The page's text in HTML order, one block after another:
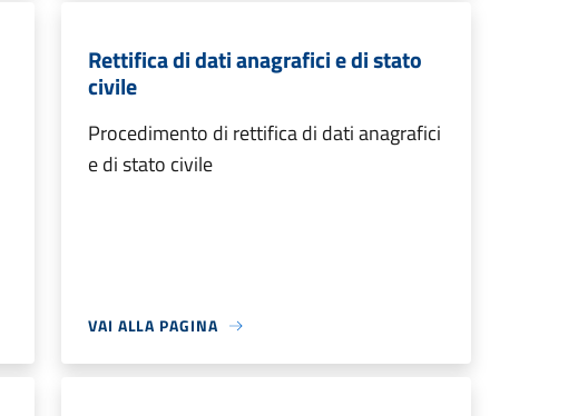
Rettifica di dati anagrafici e di stato
civile
Procedimento di rettifica di dati anagrafici
e di stato civile
VAI ALLA PAGINA